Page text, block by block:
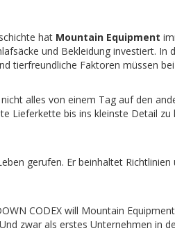
hat Mountain Equipment
und Bekleidung investiert.
tierfreundliche Faktoren müssen
alles von einem Tag auf den
Lieferkette bis ins kleinste Detail
gerufen. Er beinhaltet
CODEX will Mountain
zwar als erstes Unternehmen in